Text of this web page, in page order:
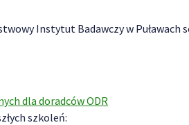
Instytut Badawczy w Puławach
dla doradców ODR
szkoleń: